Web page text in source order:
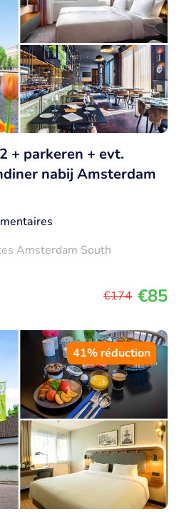
+ parkeren + evt.
nabij Amsterdam
Amsterdam South
€174 €85
41% réduction